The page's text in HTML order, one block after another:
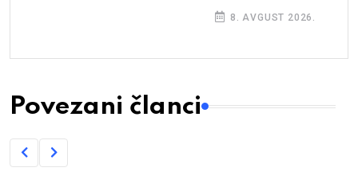
8. AVGUST 2026.
Povezani članci